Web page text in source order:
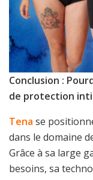
Conclusion :
de protection
Tena se
dans le domaine
Grâce à sa large
besoins, sa